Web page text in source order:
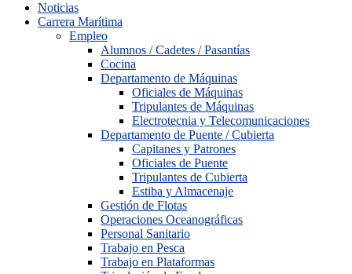
Noticias
Carrera Marítima
Empleo
Alumnos / Cadetes / Pasantías
Cocina
Departamento de Máquinas
Oficiales de Máquinas
Tripulantes de Máquinas
Electrotecnia y Telecomunicaciones
Departamento de Puente / Cubierta
Capitanes y Patrones
Oficiales de Puente
Tripulantes de Cubierta
Estiba y Almacenaje
Gestión de Flotas
Operaciones Oceanográficas
Personal Sanitario
Trabajo en Pesca
Trabajo en Plataformas